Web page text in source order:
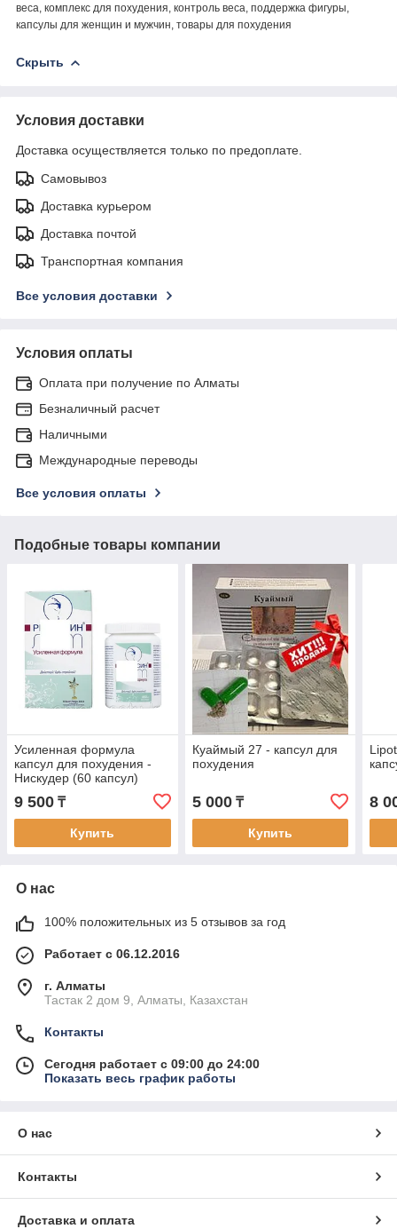
веса, комплекс для похудения, контроль веса, поддержка фигуры,
капсулы для женщин и мужчин, товары для похудения
Скрыть
Условия доставки
Доставка осуществляется только по предоплате.
Самовывоз
Доставка курьером
Доставка почтой
Транспортная компания
Все условия доставки
Условия оплаты
Оплата при получение по Алматы
Безналичный расчет
Наличными
Международные переводы
Все условия оплаты
Подобные товары компании
Усиленная формула
капсул для похудения -
Нискудер (60 капсул)
9 500 ₸
Купить
Куаймый 27 - капсул для
похудения
5 000₸
Купить
8
О нас
100% положительных из 5 отзывов за год
Работает с 06.12.2016
г. Алматы
Тастак 2 дом 9, Алматы, Казахстан
Контакты
Сегодня работает с 09:00 до 24:00
Показать весь график работы
О нас
Контакты
Доставка и оплата